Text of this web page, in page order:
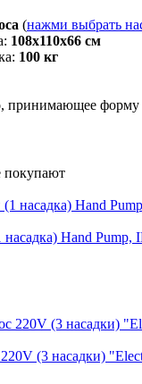
(нажми выбрать
108х110х66 см
100 кг
принимающее форму
покупают
Hand Pump,
(3 насадки)